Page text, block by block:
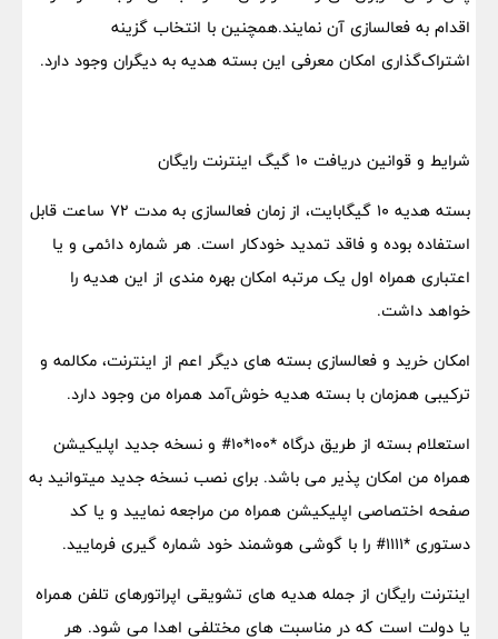
اقدام به فعالسازی آن نمایند.همچنین با انتخاب گزینه
اشتراک‌گذاری امکان معرفی این بسته هدیه به دیگران وجود دارد.
شرایط و قوانین دریافت ۱۰ گیگ اینترنت رایگان
بسته هدیه ۱۰ گیگابایت، از زمان فعالسازی به مدت ۷۲ ساعت قابل
استفاده بوده و فاقد تمدید خودکار است. هر شماره دائمی و یا
اعتباری همراه اول یک مرتبه امکان بهره مندی از این هدیه را
خواهد داشت.
امکان خرید و فعالسازی بسته های دیگر اعم از اینترنت، مکالمه و
ترکیبی همزمان با بسته هدیه خوش‌آمد همراه من وجود دارد.
استعلام بسته از طریق درگاه *۱۰۰*۱۰# و نسخه جدید اپلیکیشن
همراه من امکان پذیر می باشد. برای نصب نسخه جدید میتوانید به
صفحه اختصاصی اپلیکیشن همراه من مراجعه نمایید و یا کد
دستوری *۱۱۱۱# را با گوشی هوشمند خود شماره گیری فرمایید.
اینترنت رایگان از جمله هدیه های تشویقی اپراتورهای تلفن همراه
یا دولت است که در مناسبت های مختلفی اهدا می شود. هر